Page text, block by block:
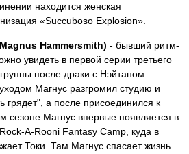
находится женская
«Succuboso Explosion».
Hammersmith) - бывший ритм-
увидеть в первой серии третьего
после драки с Нэйтаном
Магнус разгромил студию и
грядет", а после присоединился к
сезоне Магнус впервые появляется в
A-Rooni Fantasy Camp, куда в
Токи. Там Магнус спасает жизнь